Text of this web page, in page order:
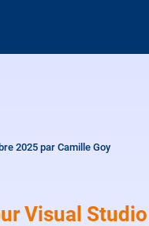
2025 par Camille Goy
Visual Studio